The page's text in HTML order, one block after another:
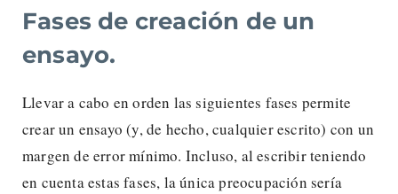
Fases de creación de un
ensayo.
Llevar a cabo en orden las siguientes fases permite
crear un ensayo (y, de hecho, cualquier escrito) con un
margen de error mínimo. Incluso, al escribir teniendo
en cuenta estas fases, la única preocupación sería